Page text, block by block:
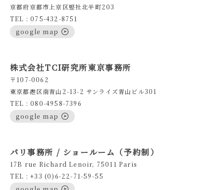
京都府京都市上京区竪社北半町203
TEL : 075-432-8751
google map
株式会社TCI研究所東京事務所
〒107-0062
東京都港区南青山2-13-2 サンライズ青山ビル301
TEL : 080-4958-7396
google map
パリ事務所 / ショールーム（予約制）
17B rue Richard Lenoir, 75011 Paris
TEL : +33 (0)6-22-71-59-55